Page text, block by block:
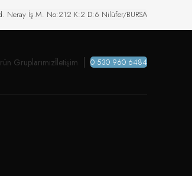
Neray İş M. No:212 K:2 D:6 Nilüfer/BURSA
Gruplarımızİletişim 0 530 960 6484